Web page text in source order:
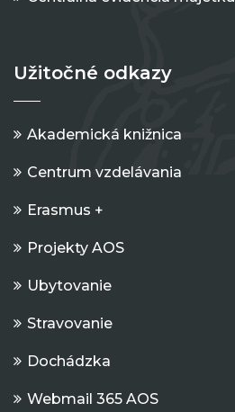
Užitočné odkazy
Akademická knižnica
Centrum vzdelávania
Erasmus +
Projekty AOS
Ubytovanie
Stravovanie
Dochádzka
Webmail 365 AOS